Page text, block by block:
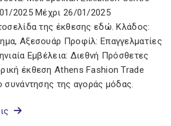
2025 Μέχρι 26/01/2025
της έκθεσης εδώ. Κλάδος:
Αξεσουάρ Προφίλ: Επαγγελματίες
Εμβέλεια: Διεθνή Πρόσθετες
έκθεση Athens Fashion Trade
συνάντησης της αγοράς μόδας.